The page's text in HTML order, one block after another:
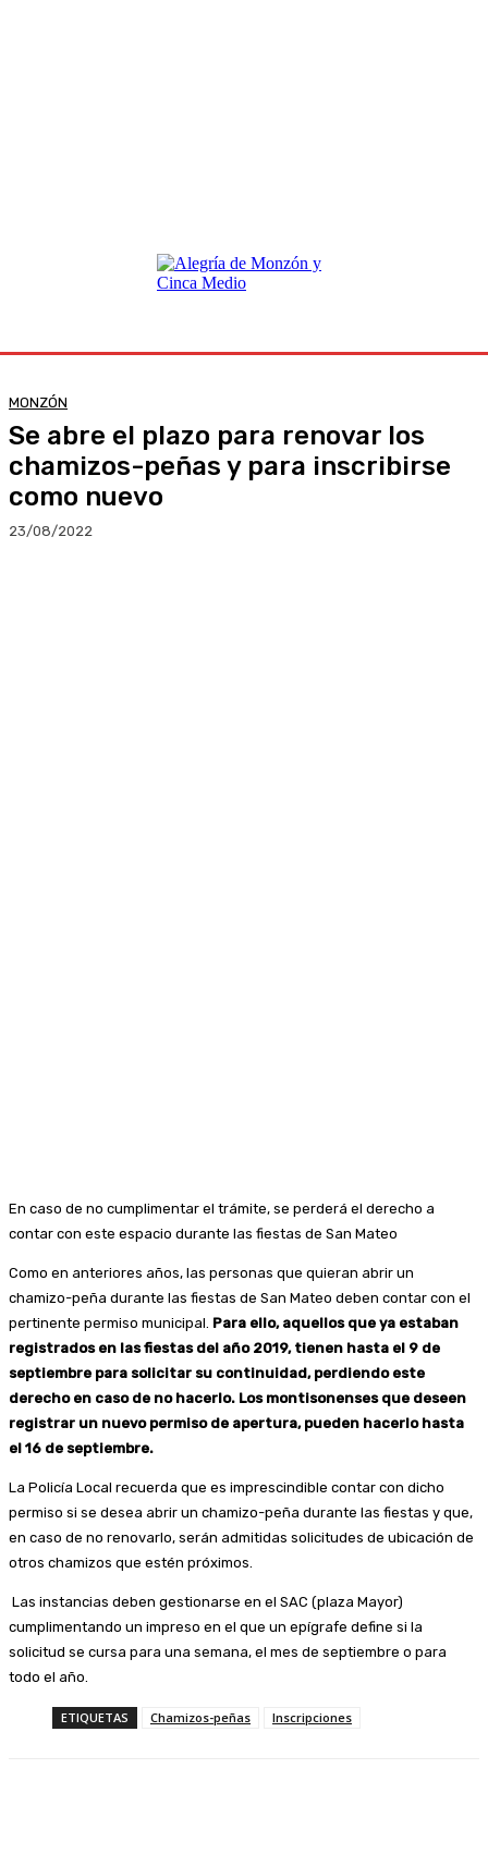
MONZÓN
Se abre el plazo para renovar los
chamizos-peñas y para inscribirse
como nuevo
23/08/2022
En caso de no cumplimentar el trámite, se perderá el derecho a
contar con este espacio durante las fiestas de San Mateo
Como en anteriores años, las personas que quieran abrir un
chamizo-peña durante las fiestas de San Mateo deben contar con el
pertinente permiso municipal. Para ello, aquellos que ya estaban
registrados en las fiestas del año 2019, tienen hasta el 9 de
septiembre para solicitar su continuidad, perdiendo este
derecho en caso de no hacerlo. Los montisonenses que deseen
registrar un nuevo permiso de apertura, pueden hacerlo hasta
el 16 de septiembre.
La Policía Local recuerda que es imprescindible contar con dicho
permiso si se desea abrir un chamizo-peña durante las fiestas y que,
en caso de no renovarlo, serán admitidas solicitudes de ubicación de
otros chamizos que estén próximos.
Las instancias deben gestionarse en el SAC (plaza Mayor)
cumplimentando un impreso en el que un epígrafe define si la
solicitud se cursa para una semana, el mes de septiembre o para
todo el año.
ETIQUETAS Chamizos-peñas Inscripciones